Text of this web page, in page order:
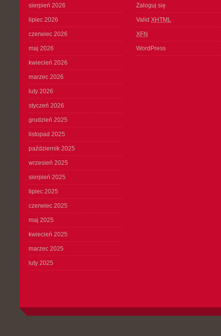
sierpień 2026
lipiec 2026
czerwiec 2026
maj 2026
kwiecień 2026
marzec 2026
luty 2026
styczeń 2026
grudzień 2025
listopad 2025
październik 2025
wrzesień 2025
sierpień 2025
lipiec 2025
czerwiec 2025
maj 2025
kwiecień 2025
marzec 2025
luty 2025
Zaloguj się
Valid XHTML
XFN
WordPress